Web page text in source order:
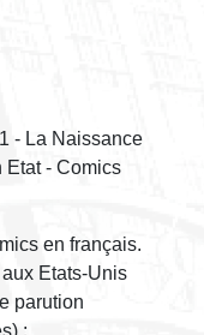
- La Naissance
Etat - Comics
en français.
Etats-Unis
parution
: